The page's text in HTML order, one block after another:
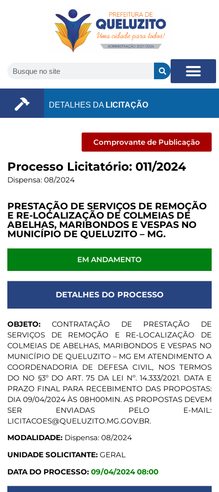
DETALHES DA LICITAÇÃO
Comprovante de Publicação
Processo Licitatório: 011/2024
Dispensa: 08/2024
PRESTAÇÃO DE SERVIÇOS DE REMOÇÃO
E RE-LOCALIZAÇÃO DE COLMEIAS DE
ABELHAS, MARIBONDOS E VESPAS NO
MUNICÍPIO DE QUELUZITO – MG.
EM ANDAMENTO
DETALHES DO PROCESSO
OBJETO: CONTRATAÇÃO DE PRESTAÇÃO DE
SERVIÇOS DE REMOÇÃO E RE-LOCALIZAÇÃO DE
COLMEIAS DE ABELHAS, MARIBONDOS E VESPAS NO
MUNICÍPIO DE QUELUZITO – MG EM ATENDIMENTO A
COORDENADORIA DE DEFESA CIVIL, NOS TERMOS
DO NO §3º DO ART. 75 DA LEI Nº. 14.333/2021. DATA E
PRAZO FINAL PARA RECEBIMENTO DAS PROPOSTAS:
DIA 09/04/2024 ÀS 08H00MIN. AS PROPOSTAS DEVEM
SER ENVIADAS PELO E-MAIL:
LICITACOES@QUELUZITO.MG.GOV.BR.
MODALIDADE: Dispensa: 08/2024
UNIDADE SOLICITANTE: GERAL
DATA DO PROCESSO: 09/04/2024 08:00